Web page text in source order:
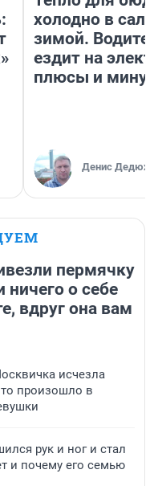
холодно в
зимой.
ездит на
плюсы и
Денис
пермячку
ничего о себе
вдруг она вам
исчезла
произошло в
рук и ног и стал
и почему его семью